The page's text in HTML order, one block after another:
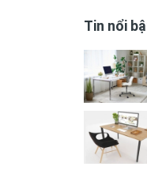
Tin nổi